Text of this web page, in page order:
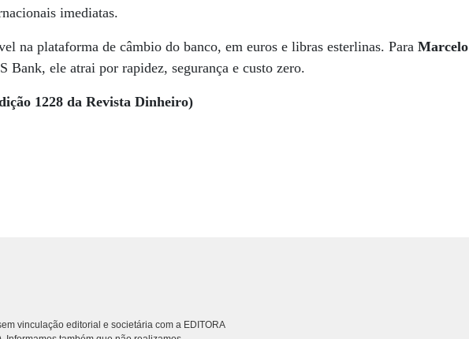
imediatas.
na plataforma de câmbio do banco, em euros e libras esterlinas. ParaMarcelo
Bank, ele atrai por rapidez, segurança e custo zero.
1228 da Revista Dinheiro)
vinculação editorial e societária com a EDITORA